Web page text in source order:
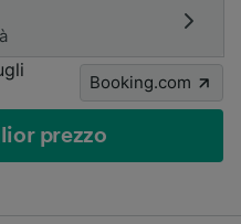
Booking.com
prezzo